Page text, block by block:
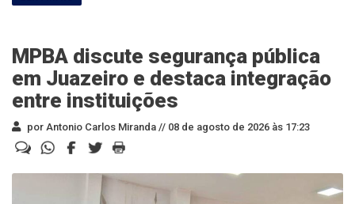
MPBA discute segurança pública
em Juazeiro e destaca integração
entre instituições
por Antonio Carlos Miranda // 08 de agosto de 2026 às 17:23